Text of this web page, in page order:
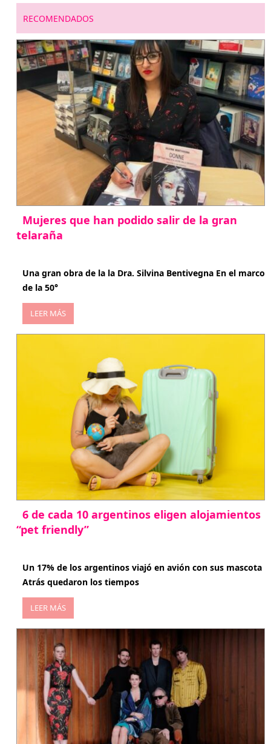
RECOMENDADOS
Mujeres que han podido salir de la gran
telaraña
Una gran obra de la la Dra. Silvina Bentivegna En el marco
de la 50°
LEER MÁS
6 de cada 10 argentinos eligen alojamientos
“pet friendly”
Un 17% de los argentinos viajó en avión con sus mascota
Atrás quedaron los tiempos
LEER MÁS